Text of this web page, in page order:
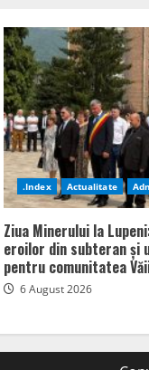
.Index Actualitate
Ziua Minerului la
eroilor din subteran și
pentru comunitatea
6 August 2026